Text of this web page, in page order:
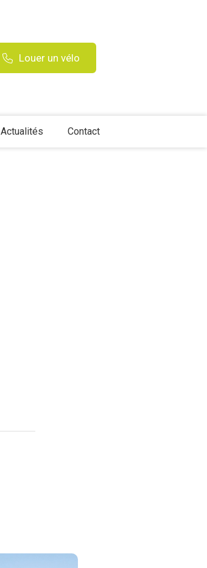
Louer un vélo
Actualités Contact